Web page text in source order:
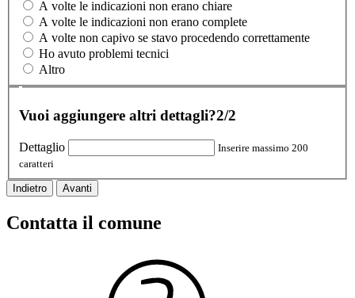
A volte le indicazioni non erano chiare
A volte le indicazioni non erano complete
A volte non capivo se stavo procedendo correttamente
Ho avuto problemi tecnici
Altro
Vuoi aggiungere altri dettagli?2/2
Dettaglio
Inserire massimo 200
caratteri
Indietro Avanti
Contatta il comune